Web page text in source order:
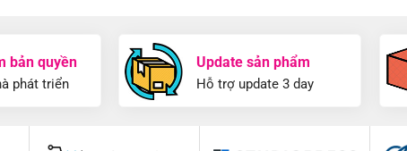
bản quyền
phát triển
Update sản phẩm
Hỗ trợ update 3 day